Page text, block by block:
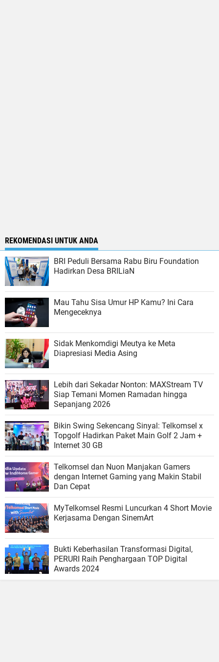
REKOMENDASI UNTUK ANDA
BRI Peduli Bersama Rabu Biru Foundation
Hadirkan Desa BRILiaN
Mau Tahu Sisa Umur HP Kamu? Ini Cara
Mengeceknya
Sidak Menkomdigi Meutya ke Meta
Diapresiasi Media Asing
Lebih dari Sekadar Nonton: MAXStream TV
Siap Temani Momen Ramadan hingga
Sepanjang 2026
Bikin Swing Sekencang Sinyal: Telkomsel x
Topgolf Hadirkan Paket Main Golf 2 Jam +
Internet 30 GB
Telkomsel dan Nuon Manjakan Gamers
dengan Internet Gaming yang Makin Stabil
Dan Cepat
MyTelkomsel Resmi Luncurkan 4 Short Movie
Kerjasama Dengan SinemArt
Bukti Keberhasilan Transformasi Digital,
PERURI Raih Penghargaan TOP Digital
Awards 2024